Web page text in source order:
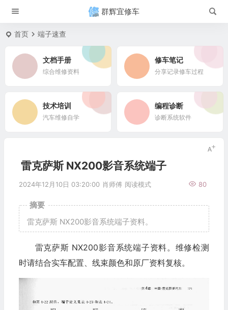
群辉宜修车
首页 端子速查
文档手册
综合维修资料
修车笔记
分享记录修车过程
技术培训
汽车维修自学
编程诊断
诊断系统软件
雷克萨斯 NX200影音系统端子
2024年12月10日 03:20:00 肖师傅 80
阅读模式
摘要
雷克萨斯 NX200影音系统端子资料。
雷克萨斯 NX200影音系统端子资料。维修检测
时请结合实车配置、线束颜色和原厂资料复核。